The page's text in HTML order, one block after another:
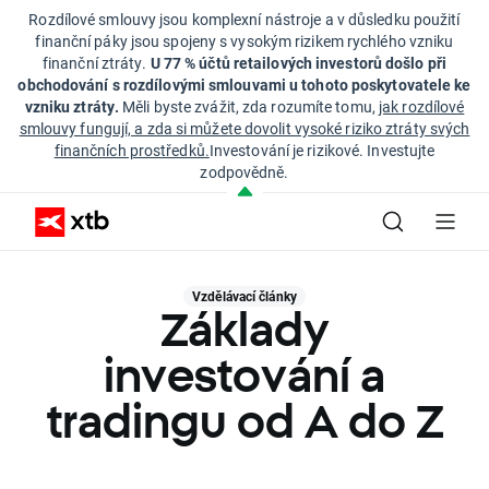
Rozdílové smlouvy jsou komplexní nástroje a v důsledku použití
finanční páky jsou spojeny s vysokým rizikem rychlého vzniku
finanční ztráty. U 77 % účtů retailových investorů došlo při
obchodování s rozdílovými smlouvami u tohoto poskytovatele ke
vzniku ztráty. Měli byste zvážit, zda rozumíte tomu, jak rozdílové
smlouvy fungují, a zda si můžete dovolit vysoké riziko ztráty svých
finančních prostředků.Investování je rizikové. Investujte
zodpovědně.
Vzdělávací články
Základy
investování a
tradingu od A do Z